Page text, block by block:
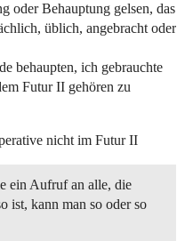
oder Behauptung gelsen, das
üblich, angebracht oder
behaupten, ich gebrauchte
Futur II gehören zu
nicht im Futur II
ein Aufruf an alle, die
ist, kann man so oder so